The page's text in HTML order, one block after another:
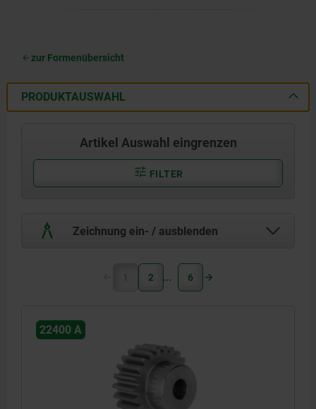
zur Formenübersicht
PRODUKTAUSWAHL
Artikel Auswahl eingrenzen
FILTER
Zeichnung ein- / ausblenden
1 2 6
22400 A